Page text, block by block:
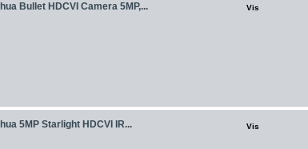
Bullet HDCVI Camera 5MP,... Vis
5MP Starlight HDCVI IR... Vis